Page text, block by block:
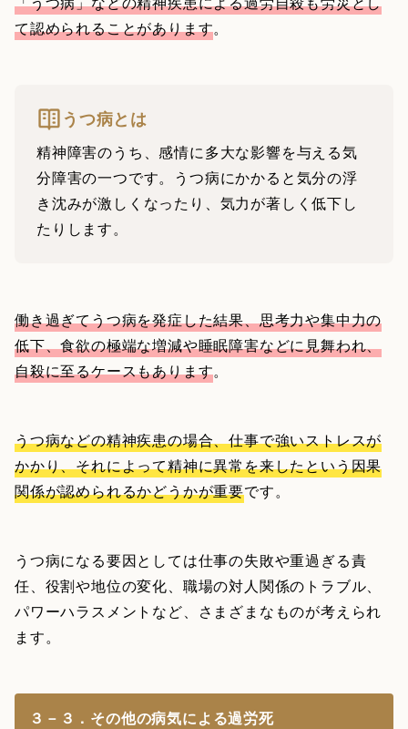
て認められることがあります。
うつ病とは
精神障害のうち、感情に多大な影響を与える気
分障害の一つです。うつ病にかかると気分の浮
き沈みが激しくなったり、気力が著しく低下し
たりします。
働き過ぎてうつ病を発症した結果、思考力や集中力の
低下、食欲の極端な増減や睡眠障害などに見舞われ、
自殺に至るケースもあります。
うつ病などの精神疾患の場合、仕事で強いストレスが
かかり、それによって精神に異常を来したという因果
関係が認められるかどうかが重要です。
うつ病になる要因としては仕事の失敗や重過ぎる責
任、役割や地位の変化、職場の対人関係のトラブル、
パワーハラスメントなど、さまざまなものが考えられ
ます。
３－３．その他の病気による過労死